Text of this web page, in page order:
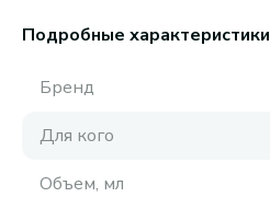
Подробные характеристики
Бренд
Для кого
Объем, мл